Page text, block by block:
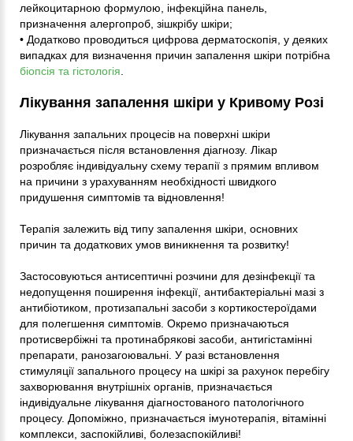
лейкоцитарною формулою, інфекційна панель,
призначення алергопроб, зішкрібу шкіри;
• Додатково проводиться цифрова дерматоскопія, у деяких
випадках для визначення причин запалення шкіри потрібна
біопсія та гістологія
Лікування запалення шкіри у Кривому Розі
Лікування запальних процесів на поверхні шкіри
призначається після встановлення діагнозу. Лікар
розробляє індивідуальну схему терапії з прямим впливом
на причини з урахуванням необхідності швидкого
придушення симптомів та відновлення!
Терапія залежить від типу запалення шкіри, основних
причин та додаткових умов виникнення та розвитку!
Застосовуються антисептичні розчини для дезінфекції та
недопущення поширення інфекції, антибактеріальні мазі з
антибіотиком, протизапальні засоби з кортикостероїдами
для полегшення симптомів. Окремо призначаються
протисвербіжні та протинабрякові засоби, антигістамінні
препарати, ранозагоювальні. У разі встановлення
стимуляції запального процесу на шкірі за рахунок перебігу
захворювання внутрішніх органів, призначається
індивідуальне лікування діагностованого патологічного
процесу. Допоміжно, призначається імунотерапія, вітамінні
комплекси, заспокійливі, болезаспокійливі!